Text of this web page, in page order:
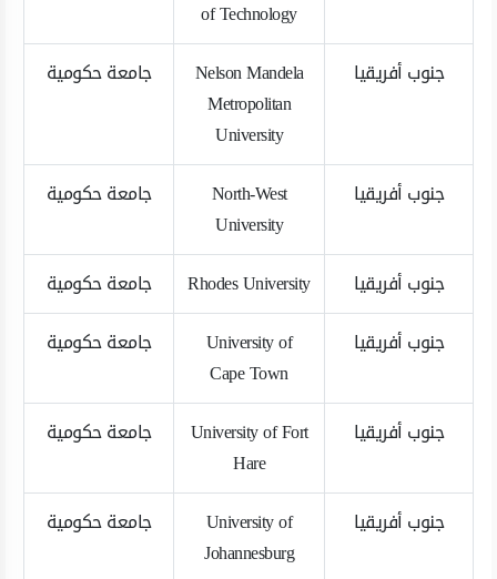
of Technology
جنوب أفريقيا
Nelson Mandela
Metropolitan
University
جامعة حكومية
جنوب أفريقيا
North-West
University
جامعة حكومية
جنوب أفريقيا Rhodes University
جامعة حكومية
جنوب أفريقيا
University of
Cape Town
جامعة حكومية
جنوب أفريقيا
University of Fort
Hare
جامعة حكومية
جنوب أفريقيا
University of
Johannesburg
جامعة حكومية